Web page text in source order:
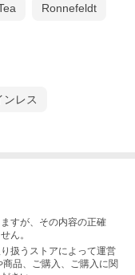
Ronnefeldt
ンレス
すが、その内容の正確
ん。
扱うストアによって運営
商品、ご購入 、ご購入に関